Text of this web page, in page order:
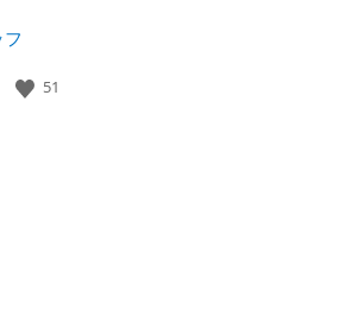
51